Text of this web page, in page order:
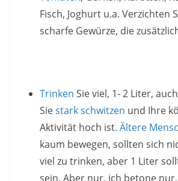
Fisch, Joghurt u.a. Verzichten
scharfe Gewürze, die
Trinken Sie viel, 1- 2 Liter,
Siestark schwitzen und Ihre
Aktivität hoch ist. Ältere
kaum bewegen, sollten sich
viel zu trinken, aber 1 Liter
sein. Aber nur, ich betone